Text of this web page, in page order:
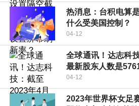
热消息：台积电算
什么受美国控制？
04-12
全球通讯！达志科
最新股东人数是
04-12
2023年世界杯女足